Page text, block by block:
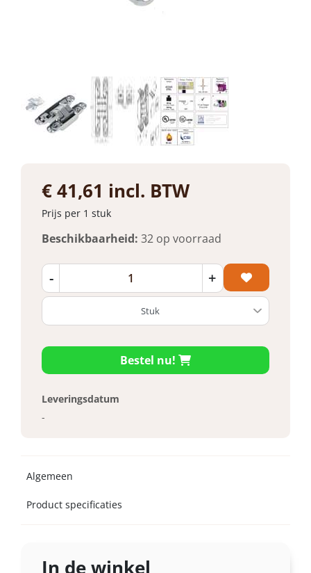
€ 41,61 incl. BTW
Prijs per 1 stuk
Beschikbaarheid: 32 op voorraad
- +
Bestel nu!
Leveringsdatum
-
Algemeen
Product specificaties
In de winkel